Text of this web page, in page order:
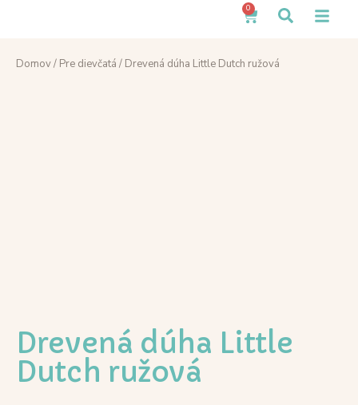
0
Domov/ Pre dievčatá / Drevená dúha Little Dutch ružová
Drevená dúha Little
Dutch ružová